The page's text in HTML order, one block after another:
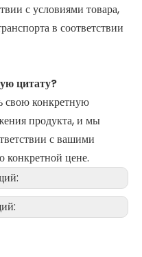
с условиями товара,
в соответствии
цитату?
свою конкретную
продукта, и мы
с вашими
конкретной цене.